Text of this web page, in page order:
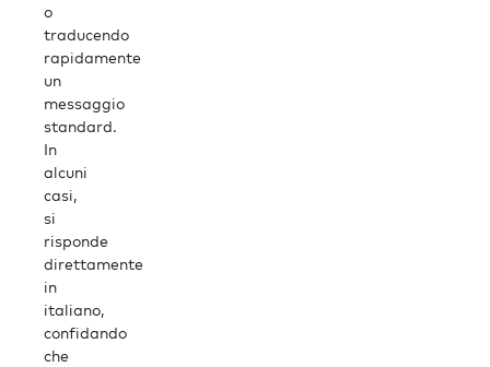
o
traducendo
rapidamente
un
messaggio
standard.
In
alcuni
casi,
si
risponde
direttamente
in
italiano,
confidando
che